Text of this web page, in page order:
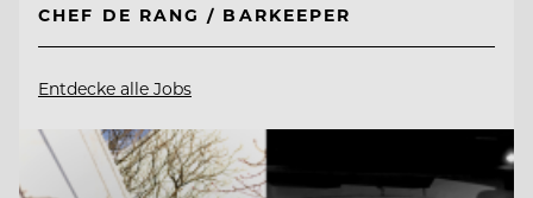
CHEF DE RANG / BARKEEPER
Entdecke alle Jobs